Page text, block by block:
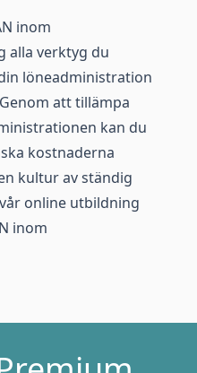
inom
alla verktyg du
löneadministration
att tillämpa
kan du
kostnaderna
kultur av ständig
online utbildning
inom